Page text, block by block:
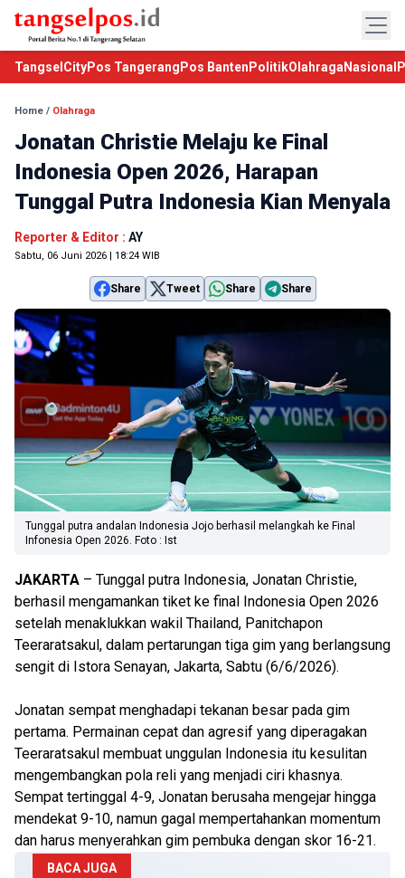
TangselCityPos Tangerang Pos Banten PolitikOlahraga Nasional
Home / Olahraga
Jonatan Christie Melaju ke Final
Indonesia Open 2026, Harapan
Tunggal Putra Indonesia Kian Menyala
Reporter & Editor : AY
Sabtu, 06 Juni 2026 | 18:24 WIB
Share Tweet Share Share
Tunggal putra andalan Indonesia Jojo berhasil melangkah ke Final
Infonesia Open 2026. Foto : Ist
JAKARTA – Tunggal putra Indonesia, Jonatan Christie,
berhasil mengamankan tiket ke final Indonesia Open 2026
setelah menaklukkan wakil Thailand, Panitchapon
Teeraratsakul, dalam pertarungan tiga gim yang berlangsung
sengit di Istora Senayan, Jakarta, Sabtu (6/6/2026).
Jonatan sempat menghadapi tekanan besar pada gim
pertama. Permainan cepat dan agresif yang diperagakan
Teeraratsakul membuat unggulan Indonesia itu kesulitan
mengembangkan pola reli yang menjadi ciri khasnya.
Sempat tertinggal 4-9, Jonatan berusaha mengejar hingga
mendekat 9-10, namun gagal mempertahankan momentum
dan harus menyerahkan gim pembuka dengan skor 16-21.
BACA JUGA